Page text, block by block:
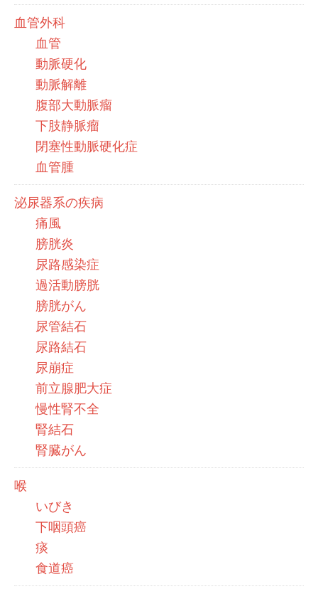
血管外科
血管
動脈硬化
動脈解離
腹部大動脈瘤
下肢静脈瘤
閉塞性動脈硬化症
血管腫
泌尿器系の疾病
痛風
膀胱炎
尿路感染症
過活動膀胱
膀胱がん
尿管結石
尿路結石
尿崩症
前立腺肥大症
慢性腎不全
腎結石
腎臓がん
喉
いびき
下咽頭癌
痰
食道癌